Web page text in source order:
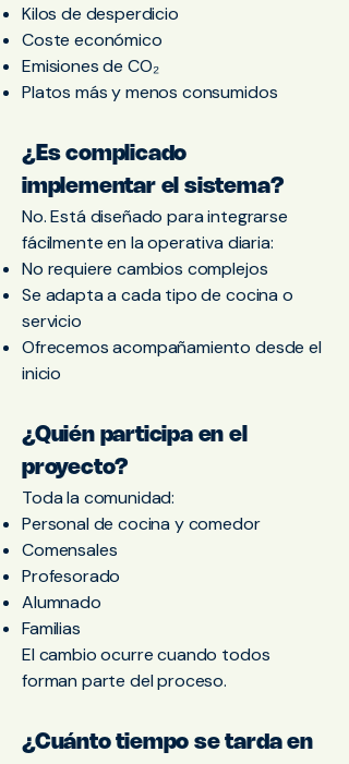
Kilos de desperdicio
Coste económico
Emisiones de CO₂
Platos más y menos consumidos
¿Es complicado
implementar el sistema?
No. Está diseñado para integrarse
fácilmente en la operativa diaria:
No requiere cambios complejos
Se adapta a cada tipo de cocina o
servicio
Ofrecemos acompañamiento desde el
inicio
¿Quién participa en el
proyecto?
Toda la comunidad:
Personal de cocina y comedor
Comensales
Profesorado
Alumnado
Familias
El cambio ocurre cuando todos
forman parte del proceso.
¿Cuánto tiempo se tarda en